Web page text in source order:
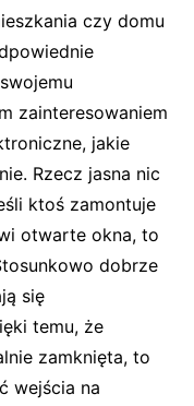
czy domu
zainteresowaniem
jakie
Rzecz jasna nic
ktoś zamontuje
otwarte okna, to
dobrze
się
temu, że
zamknięta, to
wejścia na